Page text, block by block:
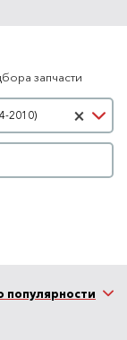
запчасти
×
2010)
популярности